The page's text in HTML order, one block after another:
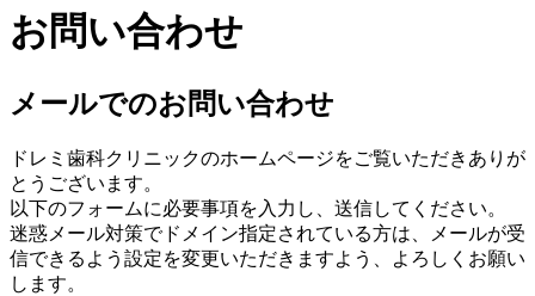
お問い合わせ
メールでのお問い合わせ
ドレミ歯科クリニックのホームページをご覧いただきありが
とうございます。
以下のフォームに必要事項を入力し、送信してください。
迷惑メール対策でドメイン指定されている方は、メールが受
信できるよう設定を変更いただきますよう、よろしくお願い
します。